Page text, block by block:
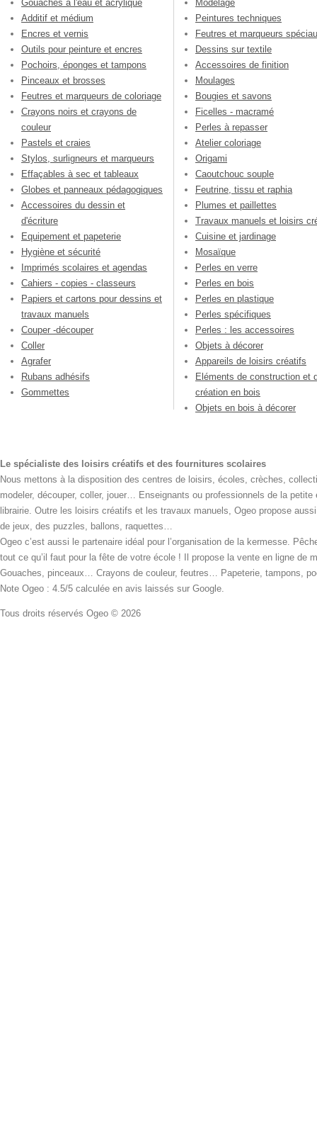
Gouaches à l'eau et acrylique
Additif et médium
Encres et vernis
Outils pour peinture et encres
Pochoirs, éponges et tampons
Pinceaux et brosses
Feutres et marqueurs de coloriage
Crayons noirs et crayons de
couleur
Pastels et craies
Stylos, surligneurs et marqueurs
Effaçables à sec et tableaux
Globes et panneaux pédagogiques
Accessoires du dessin et
d'écriture
Equipement et papeterie
Hygiène et sécurité
Imprimés scolaires et agendas
Cahiers - copies - classeurs
Papiers et cartons pour dessins et
travaux manuels
Couper -découper
Coller
Agrafer
Rubans adhésifs
Gommettes
Modelage
Peintures techniques
Feutres et marqueurs
Dessins sur textile
Accessoires de finition
Moulages
Bougies et savons
Ficelles - macramé
Perles à repasser
Atelier coloriage
Origami
Caoutchouc souple
Feutrine, tissu et raphia
Plumes et paillettes
Travaux manuels et loisirs
Cuisine et jardinage
Mosaïque
Perles en verre
Perles en bois
Perles en plastique
Perles spécifiques
Perles : les accessoires
Objets à décorer
Appareils de loisirs créatifs
Eléments de construction et
création en bois
Objets en bois à décorer
Le spécialiste des loisirs créatifs et des fournitures scolaires
Nous mettons à la disposition des centres de loisirs, écoles, crèches,
modeler, découper, coller, jouer… Enseignants ou professionnels de la
librairie. Outre les loisirs créatifs et les travaux manuels, Ogeo propose
de jeux, des puzzles, ballons, raquettes…
Ogeo c’est aussi le partenaire idéal pour l’organisation de la kermesse.
tout ce qu’il faut pour la fête de votre école ! Il propose la vente en ligne
Gouaches, pinceaux… Crayons de couleur, feutres… Papeterie, tampons,
Note Ogeo : 4.5/5 calculée en avis laissés sur Google.
Tous droits réservés Ogeo © 2026